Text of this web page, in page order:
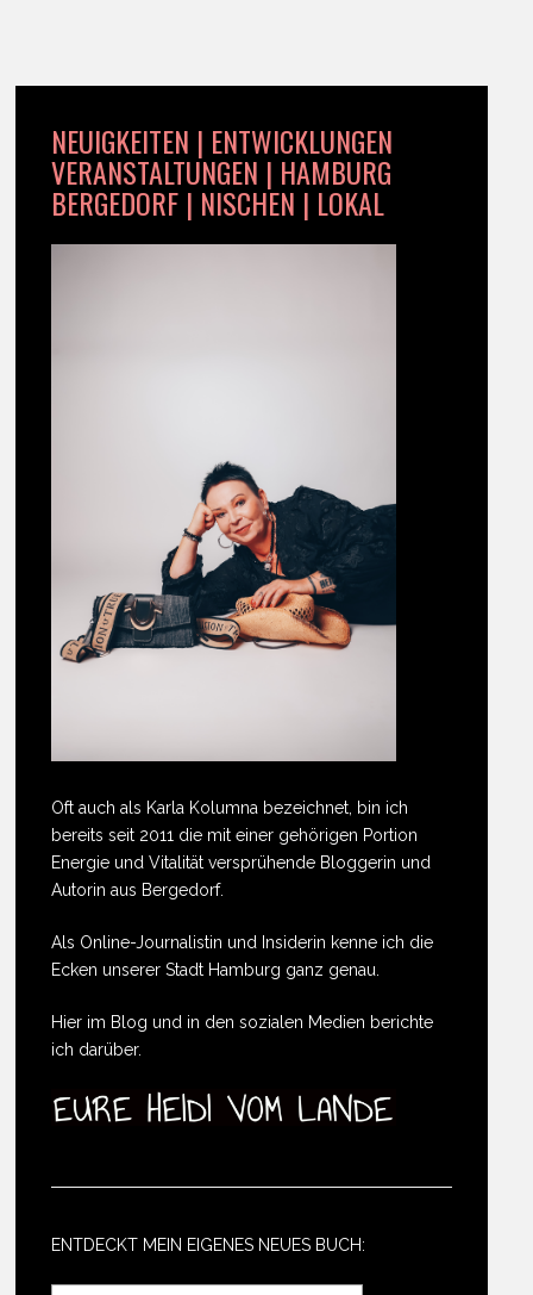
NEUIGKEITEN | ENTWICKLUNGEN
VERANSTALTUNGEN | HAMBURG
BERGEDORF | NISCHEN | LOKAL
Oft auch als Karla Kolumna bezeichnet, bin ich
bereits seit 2011 die mit einer gehörigen Portion
Energie und Vitalität versprühende Bloggerin und
Autorin aus Bergedorf.
Als Online-Journalistin und Insiderin kenne ich die
Ecken unserer Stadt Hamburg ganz genau.
Hier im Blog und in den sozialen Medien berichte
ich darüber.
ENTDECKT MEIN EIGENES NEUES BUCH: